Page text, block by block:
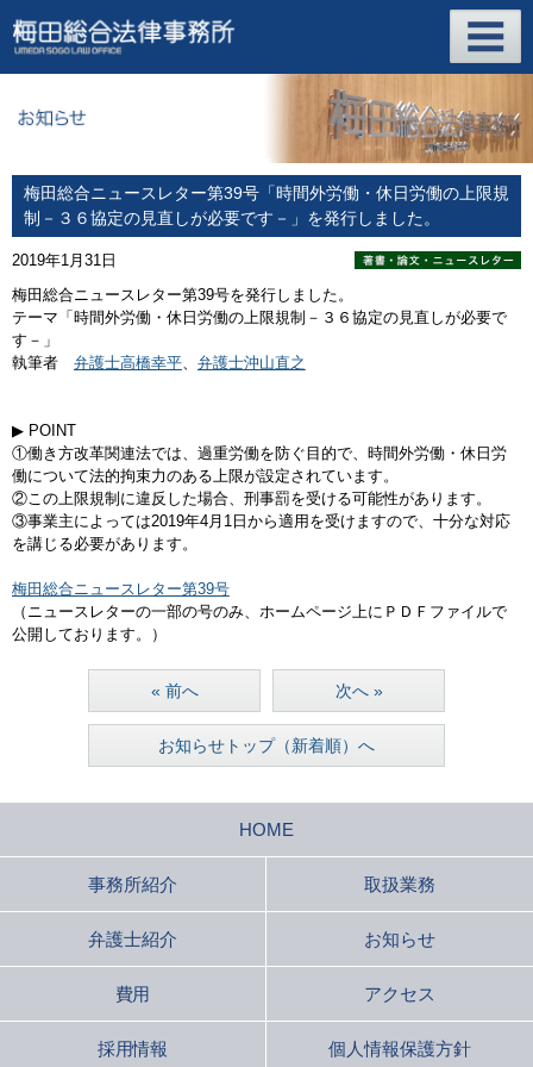
梅田総合ニュースレター第39号「時間外労働・休日労働の上限規
制－３６協定の見直しが必要です－」を発行しました。
2019年1月31日
梅田総合ニュースレター第39号を発行しました。
テーマ「時間外労働・休日労働の上限規制－３６協定の見直しが必要で
す－」
執筆者 弁護士高橋幸平、 弁護士沖山直之
▶ POINT
①働き方改革関連法では、過重労働を防ぐ目的で、時間外労働・休日労
働について法的拘束力のある上限が設定されています。
②この上限規制に違反した場合、刑事罰を受ける可能性があります。
③事業主によっては2019年4月1日から適用を受けますので、十分な対応
を講じる必要があります。
梅田総合ニュースレター第39号
（ニュースレターの一部の号のみ、ホームページ上にＰＤＦファイルで
公開しております。）
« 前へ
お知らせトップ（新着順）へ
次へ »
HOME
事務所紹介 取扱業務
弁護士紹介 お知らせ
費用 アクセス
採用情報 個人情報保護方針